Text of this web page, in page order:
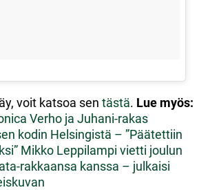
voit katsoa sen tästä. Lue myös:
Verho ja Juhani-rakas
kodin Helsingistä – ”Päätettiin
Mikko Leppilampi vietti joulun
rakkaansa kanssa – julkaisi